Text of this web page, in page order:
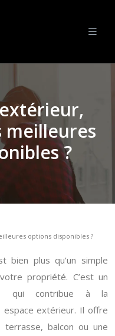
meilleures
?
options disponibles ?
bien plus qu’un simple
propriété. C’est un
qui contribue à la
extérieur. Il offre
balcon ou une